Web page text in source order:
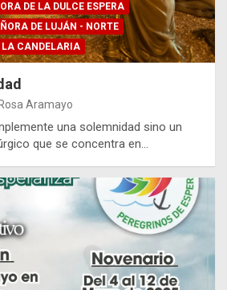
DE LA DULCE ESPERA
DE LUJÁN - NORTE
CANDELARIA
Rosa Aramayo
una solemnidad sino un
que se concentra en…